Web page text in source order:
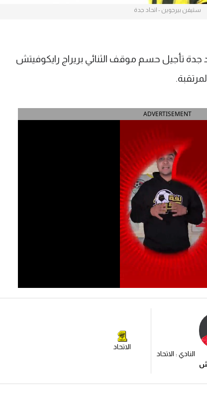
ستيفن بيرجوين - اتحاد جدة
جدة تأجيل حسم موقف الثنائي بريراج رايكوفيتش
ADVERTISEMENT
النادي : الاتحاد
الاتحاد